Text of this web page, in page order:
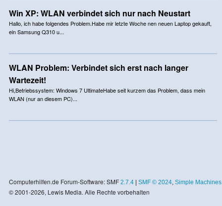
Win XP: WLAN verbindet sich nur nach Neustart
Hallo, ich habe folgendes Problem.Habe mir letzte Woche nen neuen Laptop gekauft,
ein Samsung Q310 u...
WLAN Problem: Verbindet sich erst nach langer
Wartezeit!
Hi,Betriebssystem: Windows 7 UltimateHabe seit kurzem das Problem, dass mein
WLAN (nur an diesem PC)...
Computerhilfen.de Forum-Software: SMF 2.7.4| SMF © 2024, Simple Machines
© 2001-2026, Lewis Media. Alle Rechte vorbehalten